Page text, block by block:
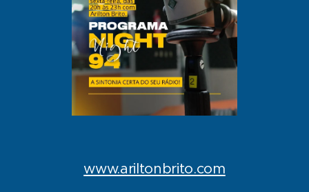
www.ariltonbrito.com